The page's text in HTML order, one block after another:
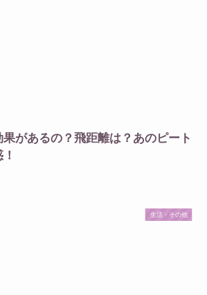
があるの？飛距離は？あのピート
生活・その他